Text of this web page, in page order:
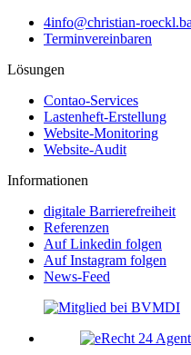
4info@christian-
Terminvereinbaren
Lösungen
Contao-Services
Lastenheft-Erstellung
Website-Monitoring
Website-Audit
Informationen
digitale Barrierefreiheit
Referenzen
Auf Linkedin folgen
Auf Instagram folgen
News-Feed